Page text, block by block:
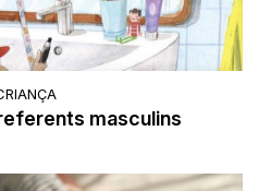
masculins